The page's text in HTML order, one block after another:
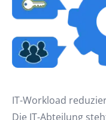
IT-Workload
Die IT-Abteilung